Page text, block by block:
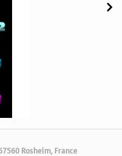
Rosheim, France